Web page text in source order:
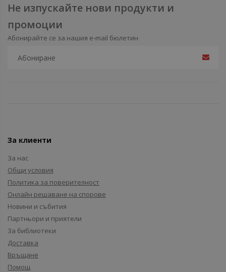
Не изпускайте нови продукти и
промоции
Абонирайте се за нашия e-mail бюлетин
За клиенти
За нас
Общи условия
Политика за поверителност
Онлайн решаване на спорове
Новини и събития
Партньори и приятели
За библиотеки
Доставка
Връщане
Помощ